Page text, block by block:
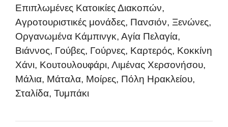
Επιπλωμένες Κατοικίες Διακοπών,
Αγροτουριστικές μονάδες, Πανσιόν, Ξενώνες,
Οργανωμένα Κάμπινγκ, Αγία Πελαγία,
Βιάννος, Γούβες, Γούρνες, Καρτερός, Κοκκίνη
Χάνι, Κουτουλουφάρι, Λιμένας Χερσονήσου,
Μάλια, Μάταλα, Μοίρες, Πόλη Ηρακλείου,
Σταλίδα, Τυμπάκι